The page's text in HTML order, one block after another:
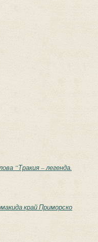
“Тракия – легенда.
край Приморско